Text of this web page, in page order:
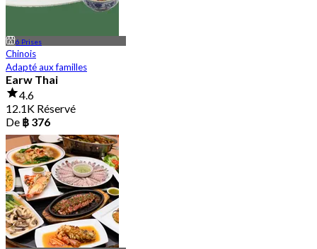
6 Prises
Chinois
Adapté aux familles
Earw Thai
4.6
12.1K Réservé
De ฿ 376